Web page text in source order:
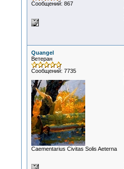
Сообщений: 867
Quangel
Ветеран
Сообщений: 7735
Сaementarius Civitas Solis Aeterna